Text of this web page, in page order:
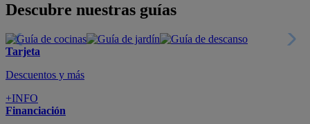
Descubre nuestras guías
Tarjeta
Descuentos y más
+INFO
Financiación